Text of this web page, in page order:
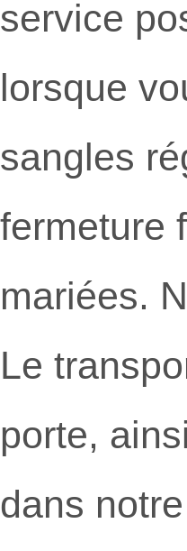
service
lorsque
sangles
fermeture
mariées.
Le
porte,
dans